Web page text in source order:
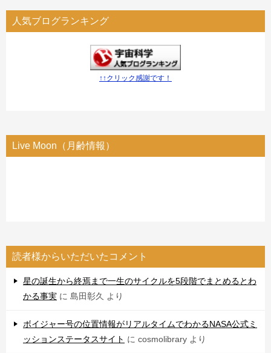
人気ブログランキング
↑↑クリック感謝です！
Live Moon（月齢情報）
読者様からいただいたコメント
星の誕生から終焉まで一生のサイクルを5段階でまとめるとわ
かる事実 に 島田彰久 より
ボイジャー号の位置情報がリアルタイムでわかるNASA公式ミ
ッションステータスサイト に cosmolibrary より